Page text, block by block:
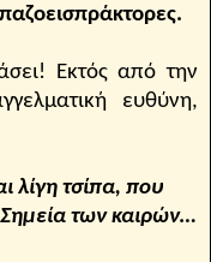
από την
ευθύνη,
λίγη τσίπα, που
Σημεία των καιρών…